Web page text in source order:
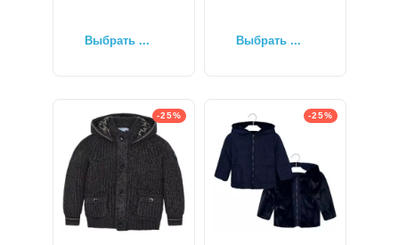
Выбрать ... Выбрать ...
-25% -25%